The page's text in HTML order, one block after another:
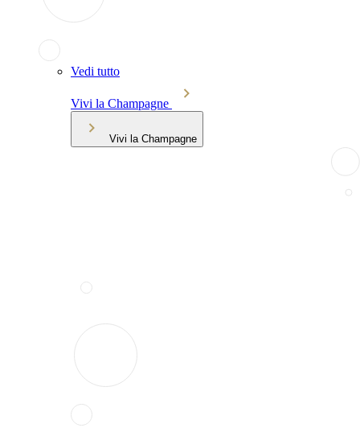
Vedi tutto
Vivi la Champagne
Vivi la Champagne